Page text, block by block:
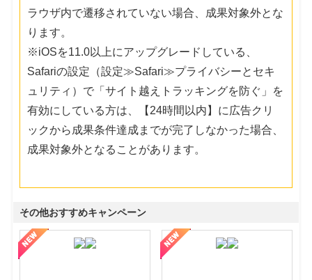
ラウザ内で遷移されていない場合、成果対象外とな
ります。
※iOSを11.0以上にアップグレードしている、
Safariの設定（設定≫Safari≫プライバシーとセキ
ュリティ）で「サイト越えトラッキングを防ぐ」を
有効にしている方は、【24時間以内】に広告クリ
ックから成果条件達成までが完了しなかった場合、
成果対象外となることがあります。
その他おすすめキャンペーン